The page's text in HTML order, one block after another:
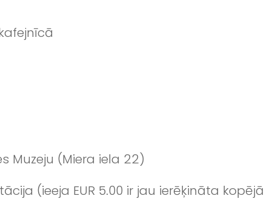
Muzeju (Miera iela 22)
(ieeja EUR 5.00 ir jau ierēķināta